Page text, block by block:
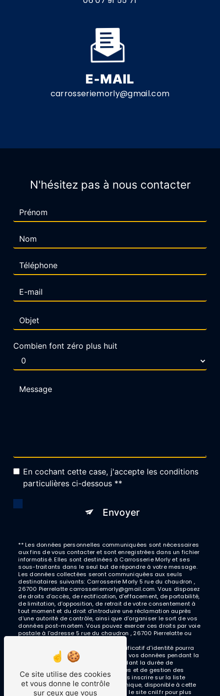
E-MAIL
carrosseriemorly@gmail.com
N'hésitez pas à nous contacter
Combien font zéro plus huit
En cochant cette case, j'accepte les conditions
particulières ci-dessous **
Envoyer
** Les données personnelles communiquées sont nécessaires
aux fins de vous contacter et sont enregistrées dans un fichier
informatisé. Elles sont destinées à Carrosserie Morly et ses
sous-traitants dans le seul but de répondre à votre message.
Les données collectées seront communiquées aux seuls
destinataires suivants: Carrosserie Morly 5 rue du chaudron ,
26700 Pierrelatte carrosseriemorly@gmail.com. Vous disposez
de droits d’accès, de rectification, d’effacement, de portabilité,
de limitation, d’opposition, de retrait de votre consentement à
tout moment et du droit d’introduire une réclamation auprès
d’une autorité de contrôle, ainsi que d’organiser le sort de vos
données post-mortem. Vous pouvez exercer ces droits par voie
postale à l'adresse 5 rue du chaudron , 26700 Pierrelatte ou
carrosseriemorly@gmail.com. Un justificatif d'identité pourra
vous être demandé. Nous conservons vos données pendant la
période de prise de contact puis pendant la durée de
prescription légale aux fins probatoires et de gestion des
contentieux. Vous avez le droit de vous inscrire sur la liste
d'opposition au démarchage téléphonique, disponible à cette
adresse: Bloctel.gouv.fr. Consultez le site cnil.fr pour plus
Ce site utilise des cookies
et vous donne le contrôle
sur ceux que vous